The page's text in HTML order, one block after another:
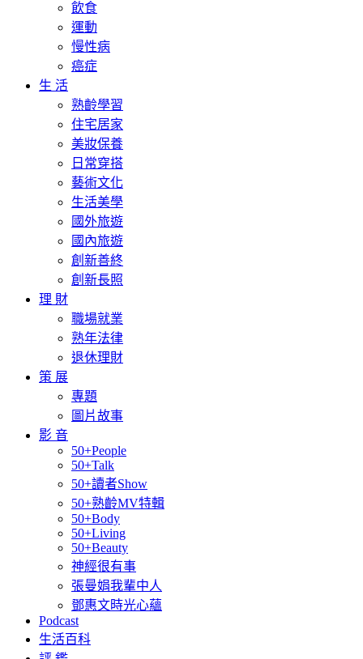
飲食
運動
慢性病
癌症
生 活
熟齡學習
住宅居家
美妝保養
日常穿搭
藝術文化
生活美學
國外旅遊
國內旅遊
創新善終
創新長照
理 財
職場就業
熟年法律
退休理財
策 展
專題
圖片故事
影 音
50+People
50+Talk
50+讀者Show
50+熟齡MV特輯
50+Body
50+Living
50+Beauty
神經很有事
張曼娟我輩中人
鄧惠文時光心蘊
Podcast
生活百科